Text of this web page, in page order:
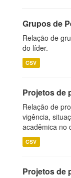
Grupos de
Relação de
do líder.
CSV
Projetos de
Relação de
vigência,
acadêmica no
CSV
Projetos de